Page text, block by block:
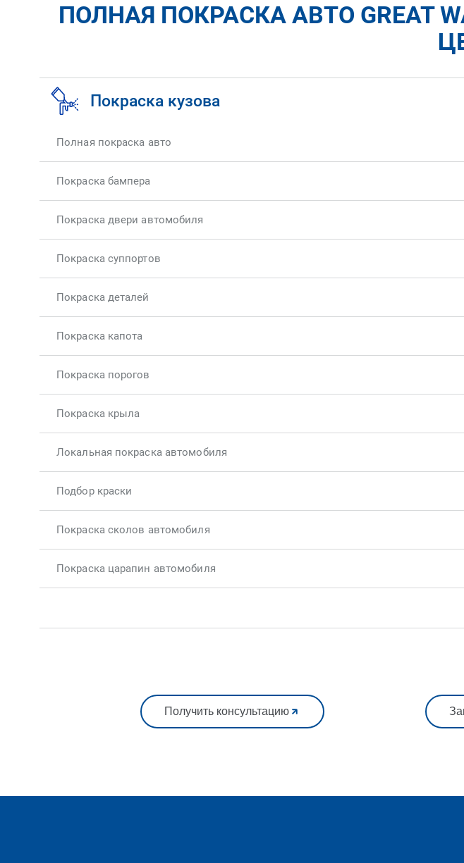
ПОЛНАЯ ПОКРАСКА АВТО GREAT
Покраска кузова
Полная покраска авто
Покраска бампера
Покраска двери автомобиля
Покраска суппортов
Покраска деталей
Покраска капота
Покраска порогов
Покраска крыла
Локальная покраска автомобиля
Подбор краски
Покраска сколов автомобиля
Покраска царапин автомобиля
Получить консультацию